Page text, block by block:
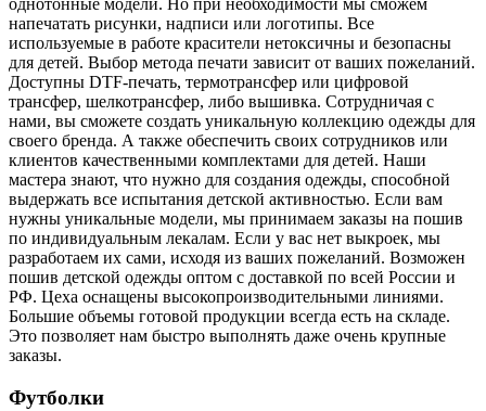
однотонные модели. Но при необходимости мы сможем
напечатать рисунки, надписи или логотипы. Все
используемые в работе красители нетоксичны и безопасны
для детей. Выбор метода печати зависит от ваших пожеланий.
Доступны DTF-печать, термотрансфер или цифровой
трансфер, шелкотрансфер, либо вышивка. Сотрудничая с
нами, вы сможете создать уникальную коллекцию одежды для
своего бренда. А также обеспечить своих сотрудников или
клиентов качественными комплектами для детей. Наши
мастера знают, что нужно для создания одежды, способной
выдержать все испытания детской активностью. Если вам
нужны уникальные модели, мы принимаем заказы на пошив
по индивидуальным лекалам. Если у вас нет выкроек, мы
разработаем их сами, исходя из ваших пожеланий. Возможен
пошив детской одежды оптом с доставкой по всей России и
РФ. Цеха оснащены высокопроизводительными линиями.
Большие объемы готовой продукции всегда есть на складе.
Это позволяет нам быстро выполнять даже очень крупные
заказы.
Футболки